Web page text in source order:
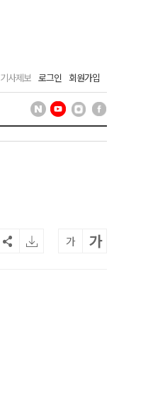
기사제보 로그인 회원가입
가 가